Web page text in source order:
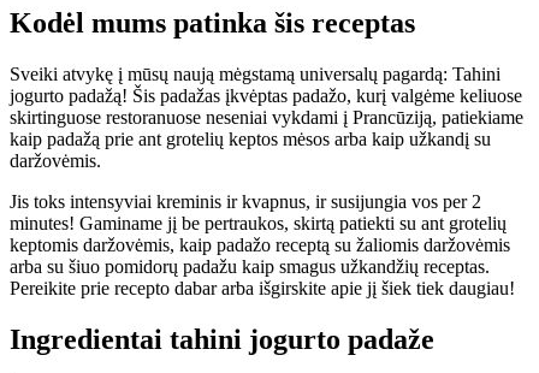
Kodėl mums patinka šis receptas
Sveiki atvykę į mūsų naują mėgstamą universalų pagardą: Tahini
jogurto padažą! Šis padažas įkvėptas padažo, kurį valgėme keliuose
skirtinguose restoranuose neseniai vykdami į Prancūziją, patiekiame
kaip padažą prie ant grotelių keptos mėsos arba kaip užkandį su
daržovėmis.
Jis toks intensyviai kreminis ir kvapnus, ir susijungia vos per 2
minutes! Gaminame jį be pertraukos, skirtą patiekti su ant grotelių
keptomis daržovėmis, kaip padažo receptą su žaliomis daržovėmis
arba su šiuo pomidorų padažu kaip smagus užkandžių receptas.
Pereikite prie recepto dabar arba išgirskite apie jį šiek tiek daugiau!
Ingredientai tahini jogurto padaže